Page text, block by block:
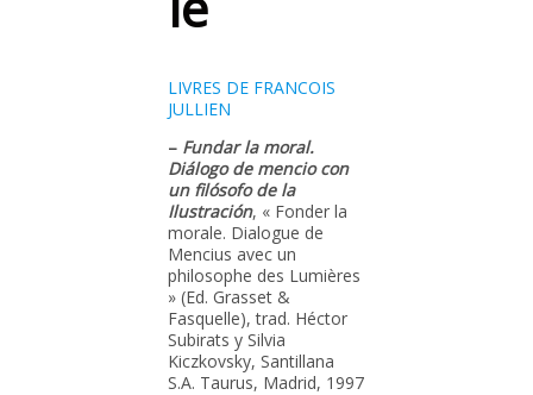
LIVRES DE FRANCOIS
JULLIEN
– Fundar la moral.
Diálogo de mencio con
un filósofo de la
Ilustración, « Fonder la
morale. Dialogue de
Mencius avec un
philosophe des Lumières
» (Ed. Grasset &
Fasquelle), trad. Héctor
Subirats y Silvia
Kiczkovsky, Santillana
S.A. Taurus, Madrid, 1997